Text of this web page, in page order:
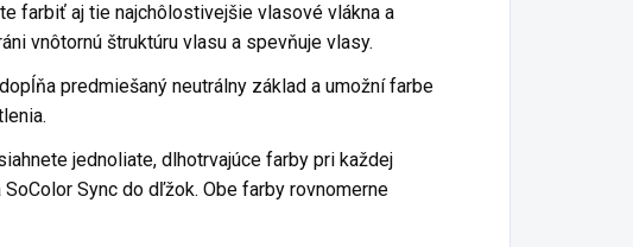
farbiť aj tie najchôlostivejšie vlasové vlákna a
vnôtornú štruktúru vlasu a spevňuje vlasy.
predmiešaný neutrálny základ a umožní farbe
jednoliate, dlhotrvajúce farby pri každej
Sync do dľžok. Obe farby rovnomerne